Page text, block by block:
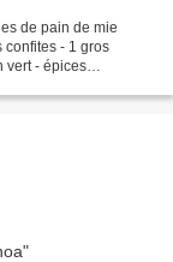
de pain de mie
confites - 1 gros
vert - épices